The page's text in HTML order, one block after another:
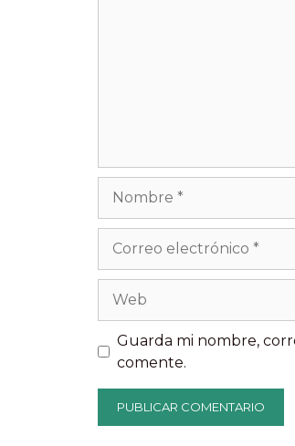
Nombre
electrónico
Guarda mi nombre,
comente.